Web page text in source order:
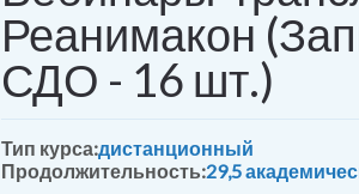
Реанимакон
СДО - 16 шт.)
Тип курса:дистанционный
Продолжительность:29,5